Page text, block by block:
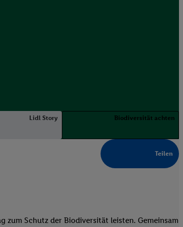
Lidl Story Biodiversität achten
Teilen
zum Schutz der Biodiversität leisten. Gemeinsam